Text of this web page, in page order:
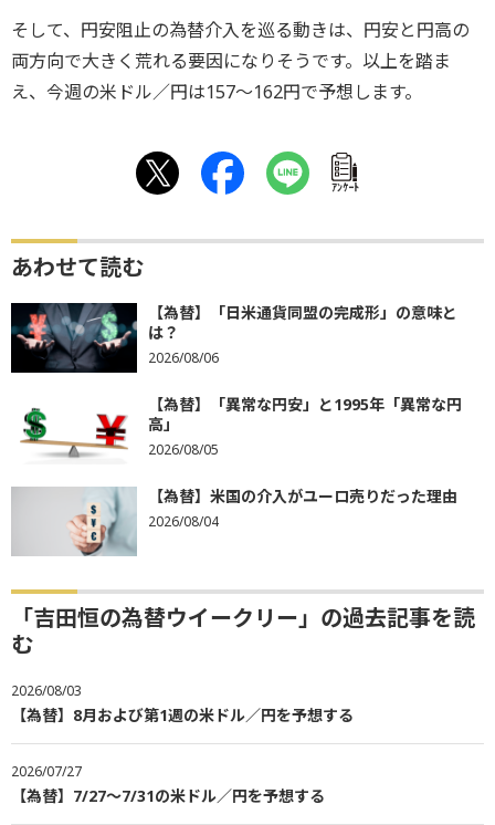
そして、円安阻止の為替介入を巡る動きは、円安と円高の
両方向で大きく荒れる要因になりそうです。以上を踏ま
え、今週の米ドル／円は157～162円で予想します。
ｱﾝｹｰﾄ
あわせて読む
【為替】「日米通貨同盟の完成形」の意味と
は？
2026/08/06
【為替】「異常な円安」と1995年「異常な円
高」
2026/08/05
【為替】米国の介入がユーロ売りだった理由
2026/08/04
「吉田恒の為替ウイークリー」の過去記事を読
む
2026/08/03
【為替】8月および第1週の米ドル／円を予想する
2026/07/27
【為替】7/27～7/31の米ドル／円を予想する